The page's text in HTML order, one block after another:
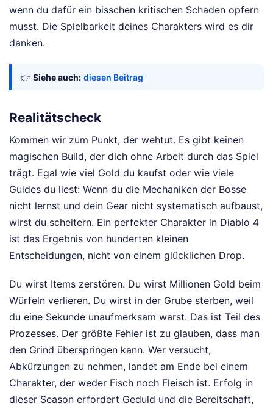
wenn du dafür ein bisschen kritischen Schaden opfern
musst. Die Spielbarkeit deines Charakters wird es dir
danken.
👉 Siehe auch: diesen Beitrag
Realitätscheck
Kommen wir zum Punkt, der wehtut. Es gibt keinen
magischen Build, der dich ohne Arbeit durch das Spiel
trägt. Egal wie viel Gold du kaufst oder wie viele
Guides du liest: Wenn du die Mechaniken der Bosse
nicht lernst und dein Gear nicht systematisch aufbaust,
wirst du scheitern. Ein perfekter Charakter in Diablo 4
ist das Ergebnis von hunderten kleinen
Entscheidungen, nicht von einem glücklichen Drop.
Du wirst Items zerstören. Du wirst Millionen Gold beim
Würfeln verlieren. Du wirst in der Grube sterben, weil
du eine Sekunde unaufmerksam warst. Das ist Teil des
Prozesses. Der größte Fehler ist zu glauben, dass man
den Grind überspringen kann. Wer versucht,
Abkürzungen zu nehmen, landet am Ende bei einem
Charakter, der weder Fisch noch Fleisch ist. Erfolg in
dieser Season erfordert Geduld und die Bereitschaft,